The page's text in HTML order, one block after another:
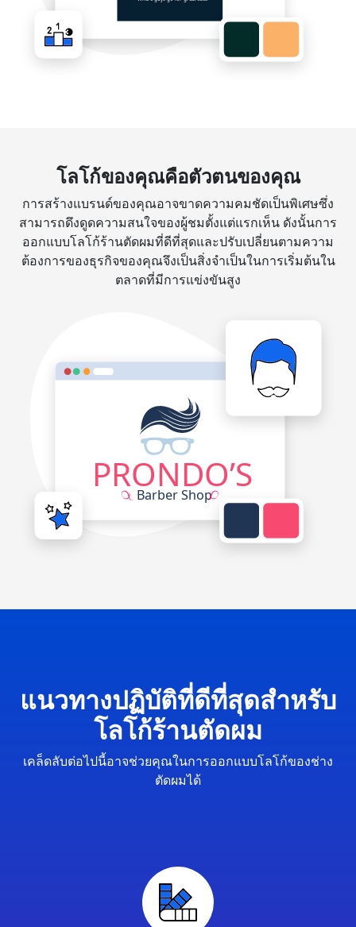
โลโก้ของคุณคือตัวตนของคุณ
การสร้างแบรนด์ของคุณอาจขาดความคมชัดเป็นพิเศษซึ่ง
สามารถดึงดูดความสนใจของผู้ชมตั้งแต่แรกเห็น ดังนั้นการ
ออกแบบโลโก้ร้านตัดผมที่ดีที่สุดและปรับเปลี่ยนตามความ
ต้องการของธุรกิจของคุณจึงเป็นสิ่งจำเป็นในการเริ่มต้นใน
ตลาดที่มีการแข่งขันสูง
แนวทางปฏิบัติที่ดีที่สุดสำหรับ
โลโก้ร้านตัดผม
เคล็ดลับต่อไปนี้อาจช่วยคุณในการออกแบบโลโก้ของช่าง
ตัดผมได้